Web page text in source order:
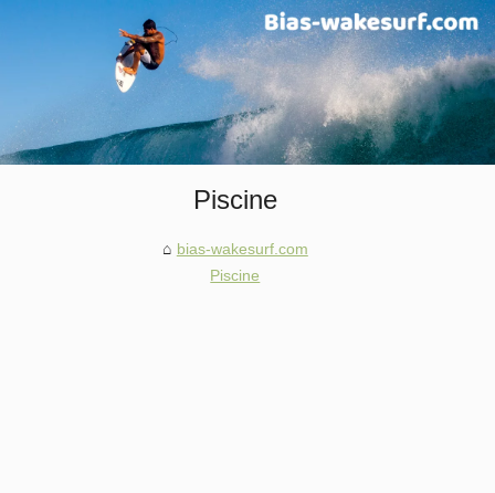
Piscine
bias-wakesurf.com
Piscine